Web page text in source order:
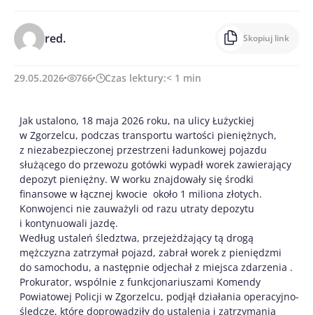
red. Skopiuj link
29.05.2026 766 Czas lektury:< 1 min
Jak ustalono, 18 maja 2026 roku, na ulicy Łużyckiej
w Zgorzelcu, podczas transportu wartości pieniężnych,
z niezabezpieczonej przestrzeni ładunkowej pojazdu
służącego do przewozu gotówki wypadł worek zawierający
depozyt pieniężny. W worku znajdowały się środki
finansowe w łącznej kwocie około 1 miliona złotych.
Konwojenci nie zauważyli od razu utraty depozytu
i kontynuowali jazdę.
Według ustaleń śledztwa, przejeżdżający tą drogą
mężczyzna zatrzymał pojazd, zabrał worek z pieniędzmi
do samochodu, a następnie odjechał z miejsca zdarzenia .
Prokurator, wspólnie z funkcjonariuszami Komendy
Powiatowej Policji w Zgorzelcu, podjął działania operacyjno-
śledcze, które doprowadziły do ustalenia i zatrzymania